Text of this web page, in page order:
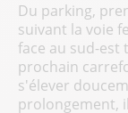
Du parking,
suivant la voie
face au sud-est
prochain
s'élever
prolongement,